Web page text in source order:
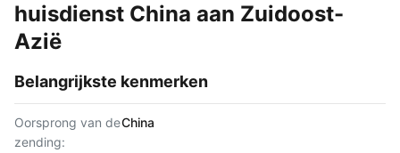
huisdienst China aan Zuidoost-
Azië
Belangrijkste kenmerken
Oorsprong van de
zending:
China